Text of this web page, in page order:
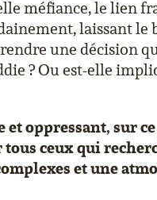
méfiance, le lien
laissant le
une décision
? Ou est-elle
oppressant, sur
ceux qui
et une